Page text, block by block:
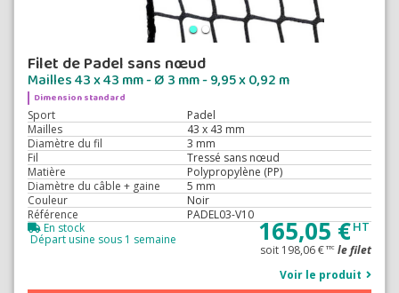
Filet de Padel sans nœud
Mailles 43 x 43 mm - Ø 3 mm - 9,95 x 0,92 m
Dimension standard
Sport
Padel
Mailles
43 x 43 mm
Diamètre du fil
3 mm
Fil
Tressé sans nœud
Matière
Polypropylène (PP)
Diamètre du câble + gaine
5 mm
Couleur
Noir
Référence
PADEL03-V10
165,05 €HT
soit 198,06 € TTC le filet
En stock
Départ usine sous 1 semaine
Voir le produit